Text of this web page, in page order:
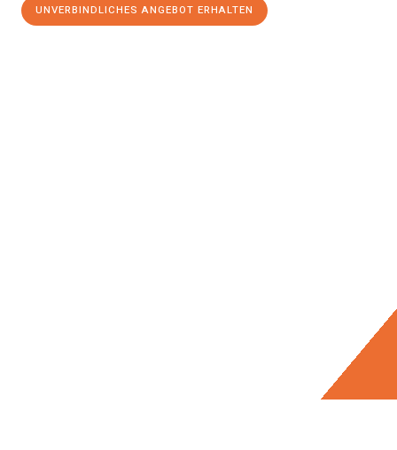
UNVERBINDLICHES ANGEBOT ERHALTEN